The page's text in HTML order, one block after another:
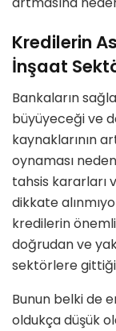
Kredilerin
İnşaat
Bankaların
büyüyeceğive
kaynaklarının
oynaması
tahsis kararları
dikkate
kredilerin
doğrudan ve
sektörlere
Bunun belki de
oldukça düşük